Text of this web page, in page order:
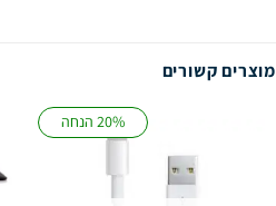
מוצרים קשורים
20% הנחה